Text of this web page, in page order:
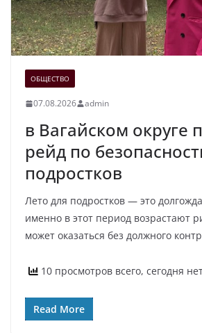
ОБЩЕСТВО
07.08.2026 admin
в Вагайском округе
рейд по
подростков
Лето для подростков — это
именно в этот период возрастают
может оказаться без должного
10 просмотров всего, сегодня
Read More